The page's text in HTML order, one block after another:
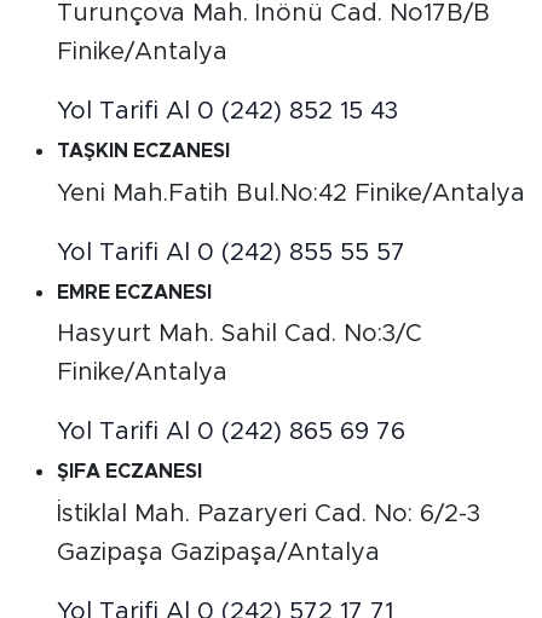
Turunçova Mah. İnönü Cad. No17B/B
Finike/Antalya
Yol Tarifi Al 0 (242) 852 15 43
TAŞKIN ECZANESI
Yeni Mah.Fatih Bul.No:42 Finike/Antalya
Yol Tarifi Al 0 (242) 855 55 57
EMRE ECZANESI
Hasyurt Mah. Sahil Cad. No:3/C
Finike/Antalya
Yol Tarifi Al 0 (242) 865 69 76
ŞIFA ECZANESI
İstiklal Mah. Pazaryeri Cad. No: 6/2-3
Gazipaşa Gazipaşa/Antalya
Yol Tarifi Al 0 (242) 572 17 71